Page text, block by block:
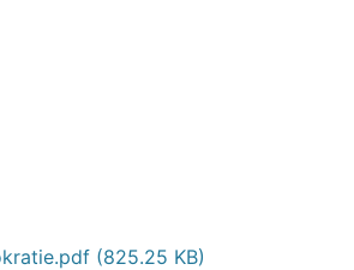
(825.25 KB)